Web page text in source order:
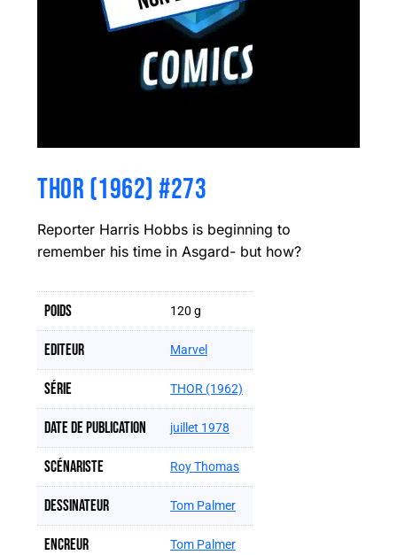
THOR (1962) #273
Reporter Harris Hobbs is beginning to
remember his time in Asgard- but how?
Poids 120 g
Editeur Marvel
Série THOR (1962)
Date de publication juillet 1978
Scénariste Roy Thomas
Dessinateur Tom Palmer
Encreur Tom Palmer